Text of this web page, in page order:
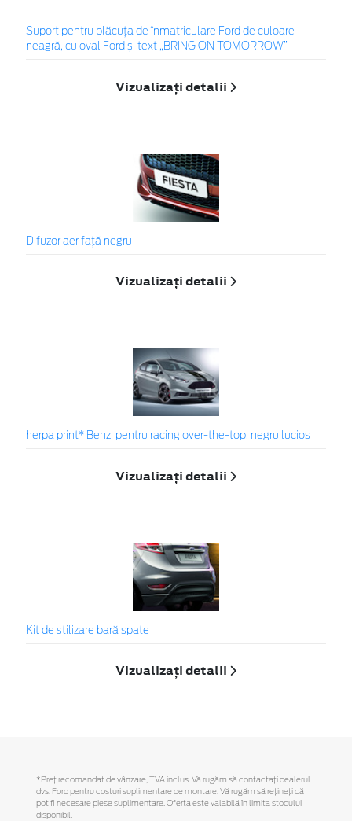
Suport pentru plăcuța de înmatriculare Ford de culoare
neagră, cu oval Ford și text „BRING ON TOMORROW”
Vizualizați detalii
Difuzor aer faţă negru
Vizualizați detalii
herpa print* Benzi pentru racing over-the-top, negru lucios
Vizualizați detalii
Kit de stilizare bară spate
Vizualizați detalii
*Preţ recomandat de vânzare, TVA inclus. Vă rugăm să contactaţi dealerul
dvs. Ford pentru costuri suplimentare de montare. Vă rugăm să reţineţi că
pot fi necesare piese suplimentare. Oferta este valabilă în limita stocului
disponibil.